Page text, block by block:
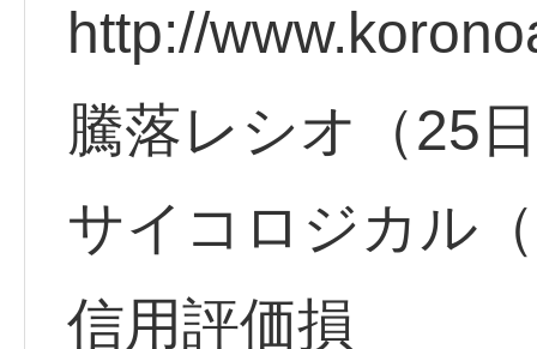
http://
騰落レシオ（25
サイコロジカル
信用評価損